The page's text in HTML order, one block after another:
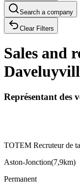
Search a company
Clear Filters
Sales and
Représentant des
TOTEM Recruteur de
Aston-Jonction(7,9km)
Permanent